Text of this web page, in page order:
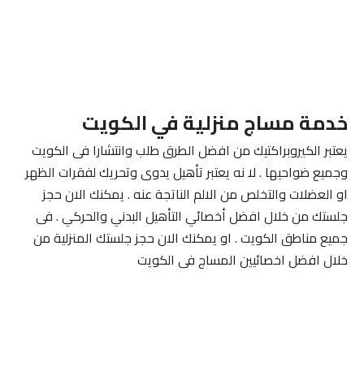
خدمة مساج منزلية في الكويت
يعتبر الكيروبراكتيك من افضل الطرق طلب وانتشارا فى الكويت
وجميع ضواحيها . لا نه يعتبر تأهيل يدوى وتحريك لفقرات الظهر
او العضلات والتخلص من الالم الناتجة عنه . يمكنك الان حجز
جلستك من خلال افضل أخصائي التأهيل البدني والحركي . فى
جميع مناطق الكويت . او يمكنك الان حجز جلستك المنزلية من
خلال افضل اخصائيين المساج فى الكويت